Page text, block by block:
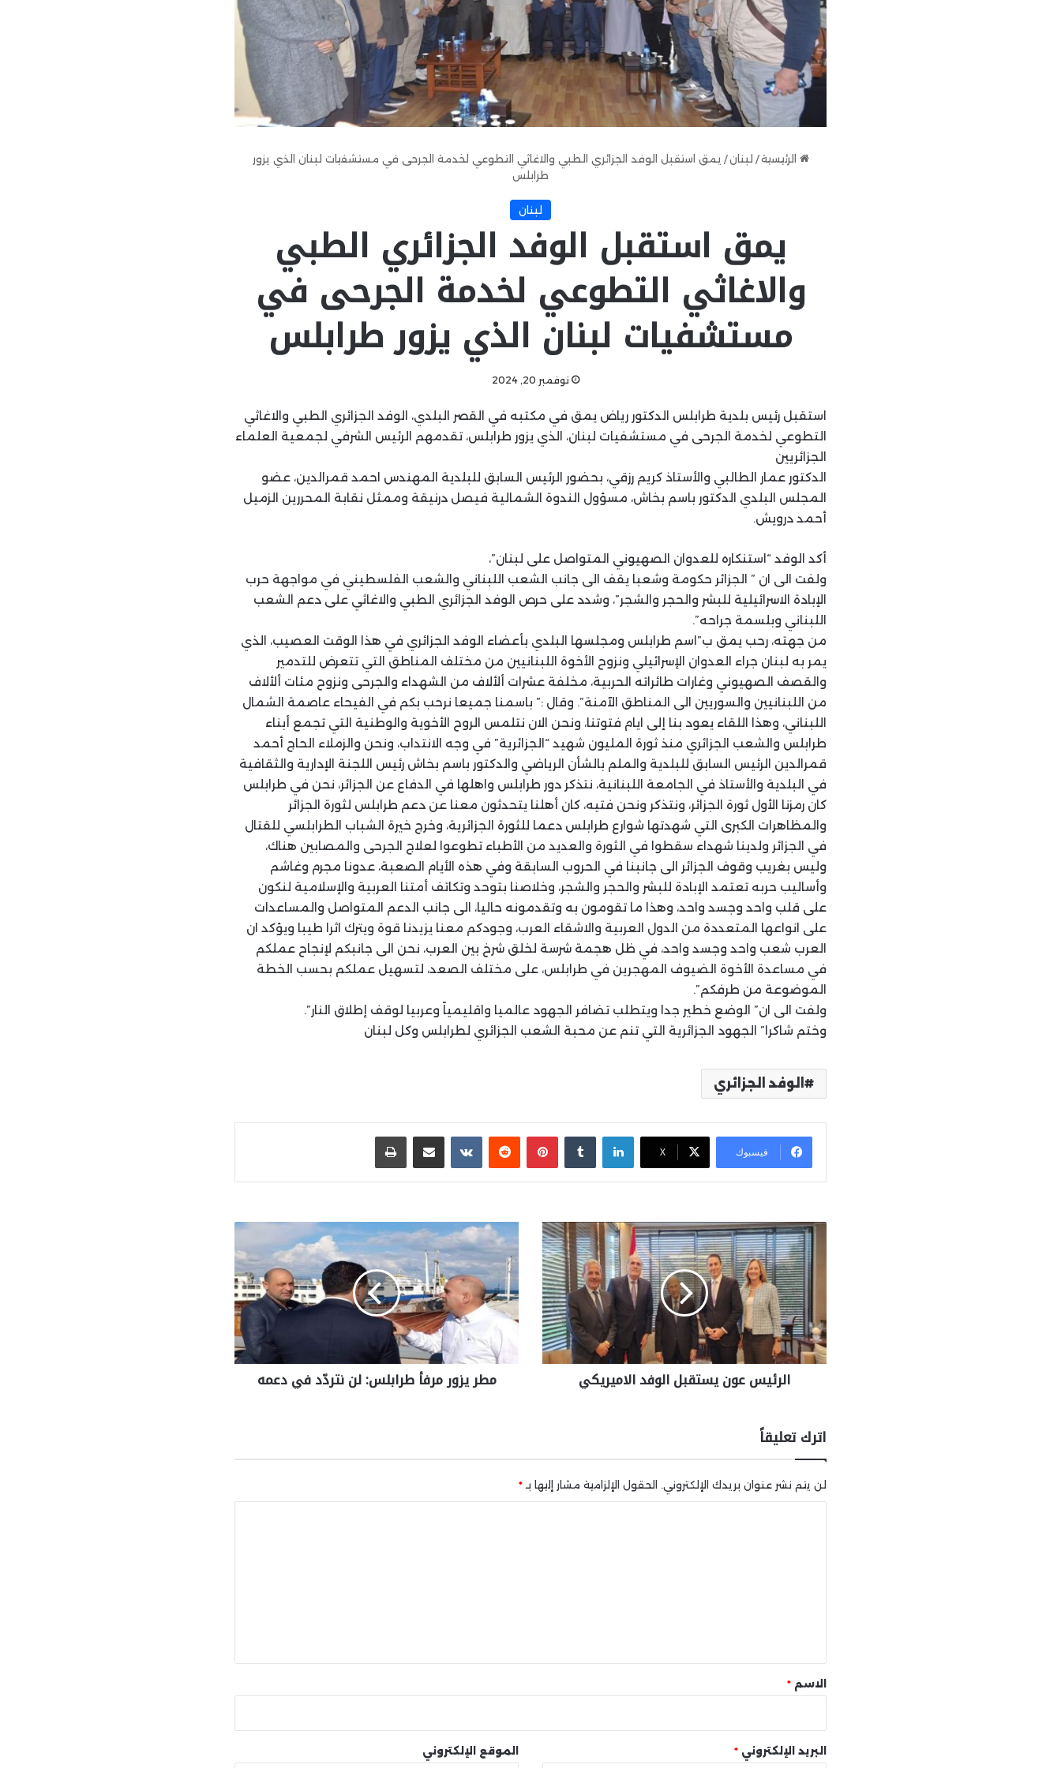
الرئيسية / لبنان / يمق استقبل الوفد الجزائري الطبي والاغاثي التطوعي لخدمة الجرحى في مستشفيات لبنان الذي يزور
طرابلس
لبنان
يمق استقبل الوفد الجزائري الطبي
والاغاثي التطوعي لخدمة الجرحى في
مستشفيات لبنان الذي يزور طرابلس
نوفمبر 20, 2024
استقبل رئيس بلدية طرابلس الدكتور رياض يمق في مكتبه في القصر البلدي، الوفد الجزائري الطبي والاغاثي
التطوعي لخدمة الجرحى في مستشفيات لبنان، الذي يزور طرابلس، تقدمهم الرئيس الشرفي لجمعية العلماء
الجزائريين
الدكتور عمار الطالبي والأستاذ كريم رزقي، بحضور الرئيس السابق للبلدية المهندس احمد قمرالدين، عضو
المجلس البلدي الدكتور باسم بخاش، مسؤول الندوة الشمالية فيصل درنيقة وممثل نقابة المحررين الزميل
أحمد درويش.
أكد الوفد “استنكاره للعدوان الصهيوني المتواصل على لبنان”،
ولفت الى ان ” الجزائر حكومة وشعبا يقف الى جانب الشعب اللبناني والشعب الفلسطيني في مواجهة حرب
الإبادة الاسرائيلية للبشر والحجر والشجر”، وشدد على حرص الوفد الجزائري الطبي والاغاثي على دعم الشعب
اللبناني وبلسمة جراحه”.
من جهته، رحب يمق ب”اسم طرابلس ومجلسها البلدي بأعضاء الوفد الجزائري في هذا الوقت العصيب، الذي
يمر به لبنان جراء العدوان الإسرائيلي ونزوح الأخوة اللبنانيين من مختلف المناطق التي تتعرض للتدمير
والقصف الصهيوني وغارات طائراته الحربية، مخلفة عشرات ألألاف من الشهداء والجرحى ونزوح مئات ألألاف
من اللبنانيين والسوريين الى المناطق الآمنة”. وقال :” باسمنا جميعا نرحب بكم في الفيحاء عاصمة الشمال
اللبناني، وهذا اللقاء يعود بنا إلى ايام فتوتنا، ونحن الان نتلمس الروح الأخوية والوطنية التي تجمع أبناء
طرابلس والشعب الجزائري منذ ثورة المليون شهيد “الجزائرية” في وجه الانتداب، ونحن والزملاء الحاج أحمد
قمرالدين الرئيس السابق للبلدية والملم بالشأن الرياضي والدكتور باسم بخاش رئيس اللجنة الإدارية والثقافية
في البلدية والأستاذ في الجامعة اللبنانية، نتذكر دور طرابلس واهلها في الدفاع عن الجزائر، نحن في طرابلس
كان رمزنا الأول ثورة الجزائر، ونتذكر ونحن فتيه، كان أهلنا يتحدثون معنا عن دعم طرابلس لثورة الجزائر
والمظاهرات الكبرى التي شهدتها شوارع طرابلس دعما للثورة الجزائرية، وخرج خيرة الشباب الطرابلسي للقتال
في الجزائر ولدينا شهداء سقطوا في الثورة والعديد من الأطباء تطوعوا لعلاج الجرحى والمصابين هناك،
وليس بغريب وقوف الجزائر الى جانبنا في الحروب السابقة وفي هذه الأيام الصعبة، عدونا مجرم وغاشم
وأساليب حربه تعتمد الإبادة للبشر والحجر والشجر، وخلاصنا بتوحد وتكاتف أمتنا العربية والإسلامية لنكون
على قلب واحد وجسد واحد، وهذا ما تقومون به وتقدمونه حاليا، الى جانب الدعم المتواصل والمساعدات
على انواعها المتعددة من الدول العربية والاشقاء العرب، وجودكم معنا يزيدنا قوة ويترك اثرا طيبا ويؤكد ان
العرب شعب واحد وجسد واحد، في ظل هجمة شرسة لخلق شرخ بين العرب، نحن الى جانبكم لإنجاح عملكم
في مساعدة الأخوة الضيوف المهجرين في طرابلس، على مختلف الصعد، لتسهيل عملكم بحسب الخطة
الموضوعة من طرفكم”.
ولفت الى ان” الوضع خطير جدا ويتطلب تضافر الجهود عالميا واقليمياً وعربيا لوقف إطلاق النار”.
وختم شاكرا” الجهود الجزائرية التي تنم عن محبة الشعب الجزائري لطرابلس وكل لبنان
الوفد الجزائري
فيسبوك X
لينكدإن بينتيريست مشاركة عبر البريد طباعة
الرئيس عون يستقبل الوفد الاميريكي مطر يزور مرفأ طرابلس: لن نتردّد في دعمه
اترك تعليقاً
لن يتم نشر عنوان بريدك الإلكتروني. الحقول الإلزامية مشار إليها بـ *
* الاسم *
البريد الإلكتروني * الموقع الإلكتروني